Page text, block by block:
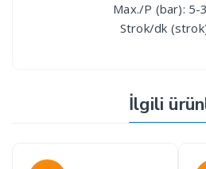
Max./P (bar): 5-
Strok/dk
İlgili